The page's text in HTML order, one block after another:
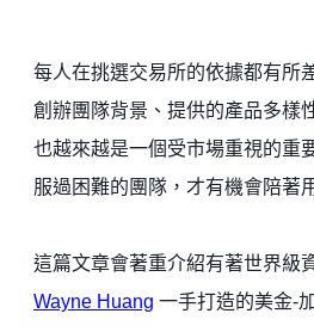
每人在挑選交易所的依據都有所
創辦團隊背景、提供的產品多樣
也越來越是一個受市場重視的重
服過困難的團隊，才有機會陪著
這篇文章會著重介紹有著世界級
Wayne Huang 一手打造的美金-